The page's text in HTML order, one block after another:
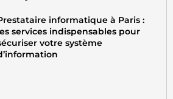
informatique à Paris :
services indispensables pour
votre système